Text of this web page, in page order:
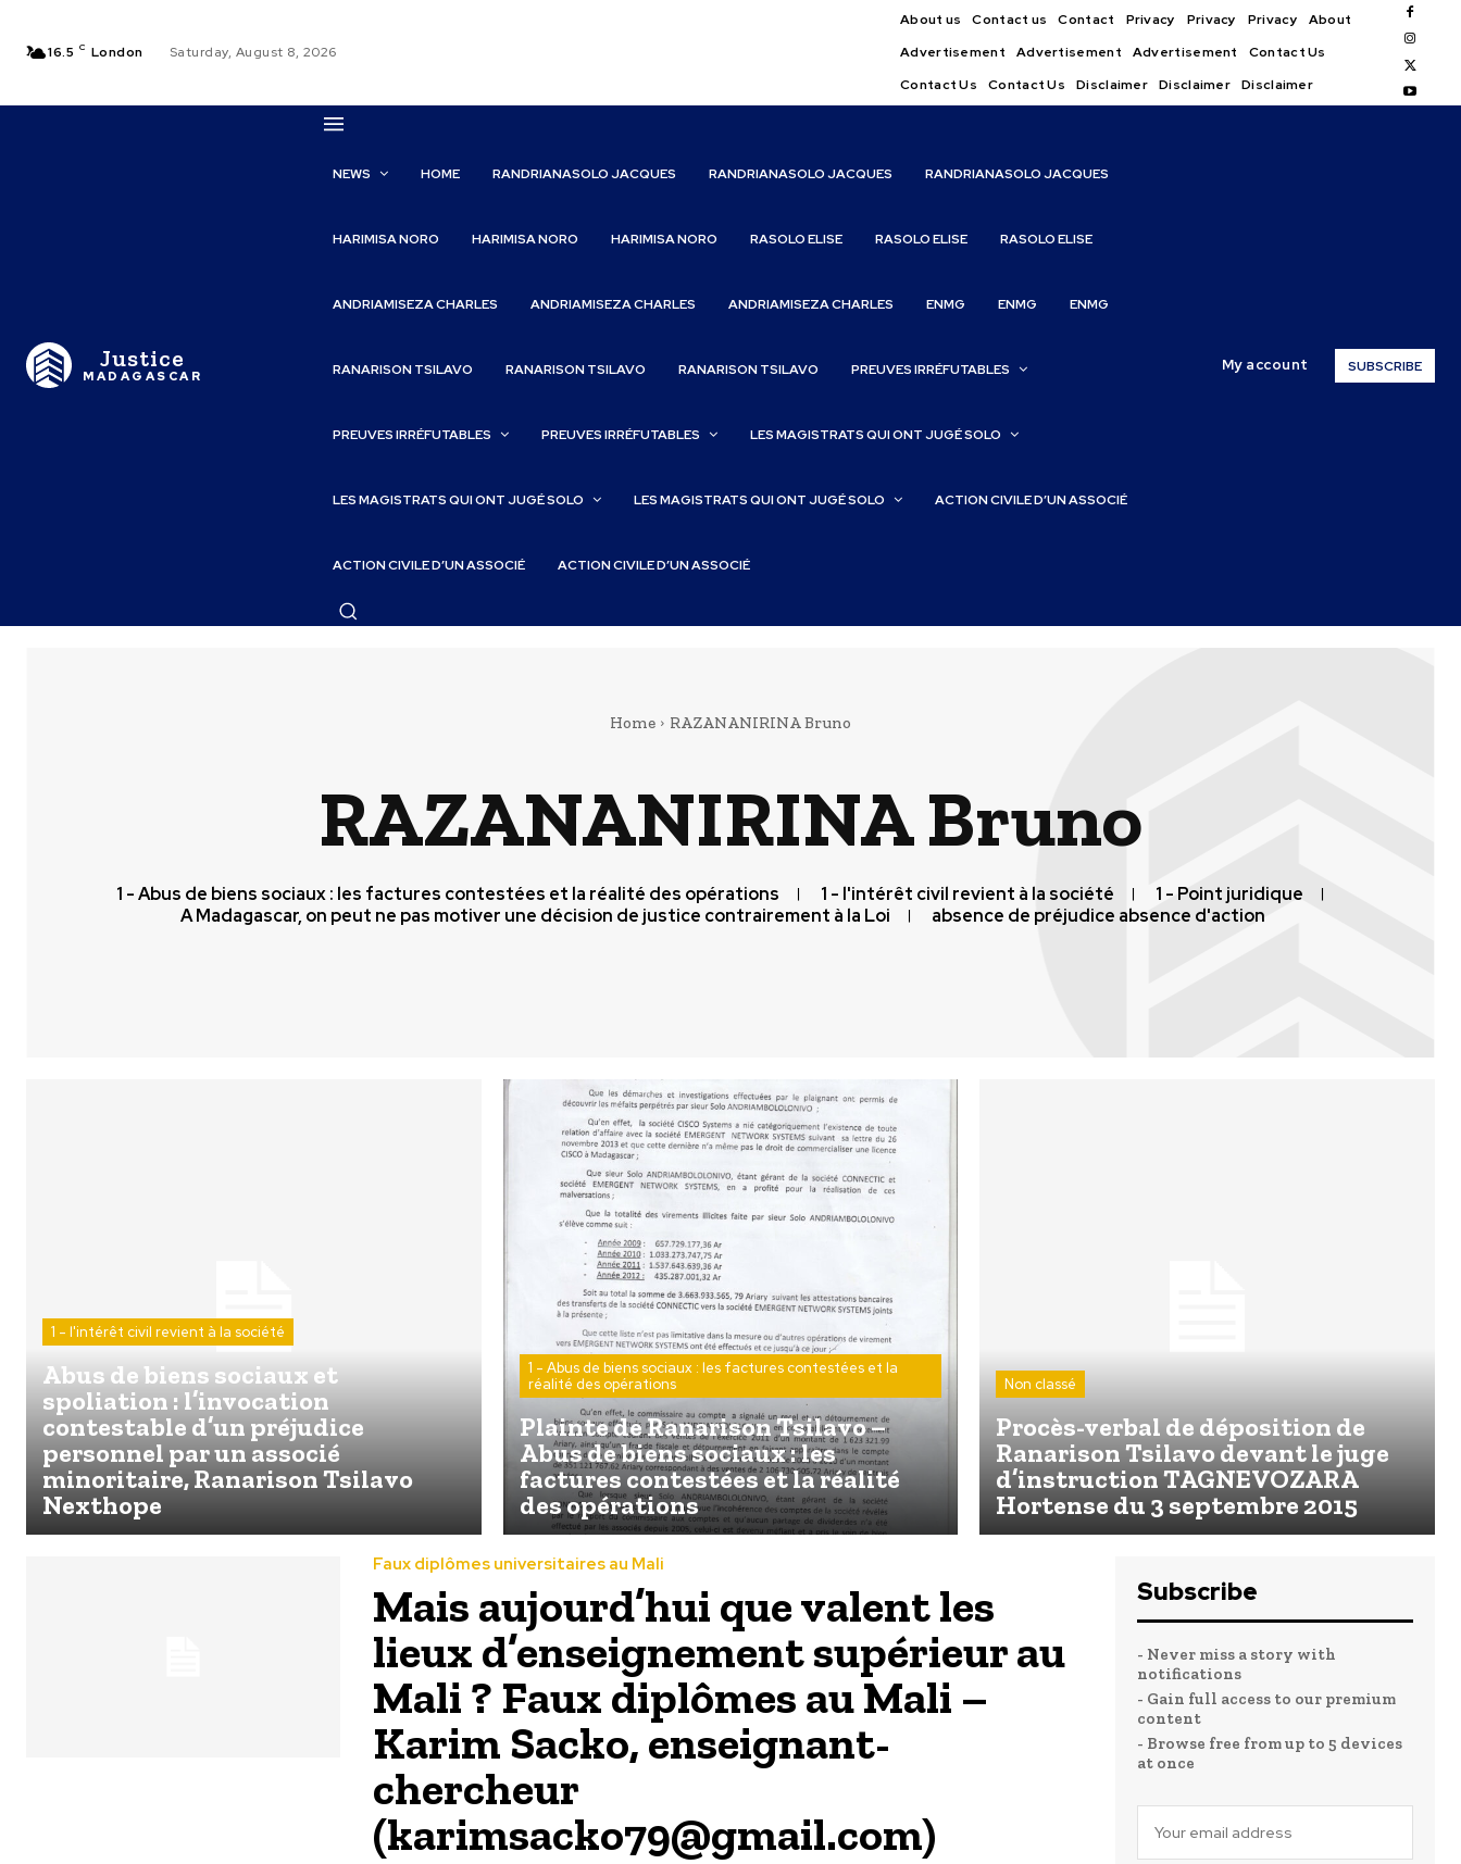
16.5 C London Saturday, August 8, 2026
About us Contact us Contact Privacy Privacy Privacy
About
Advertisement
Advertisement Advertisement
Contact Us
Contact Us
Contact Us Disclaimer Disclaimer Disclaimer
Justice
MADAGASCAR
NEWS HOME RANDRIANASOLO JACQUES RANDRIANASOLO JACQUES RANDRIANASOLO JACQUES
HARIMISA NORO HARIMISA NORO HARIMISA NORO RASOLO ELISE RASOLO ELISE RASOLO ELISE
ANDRIAMISEZA CHARLES ANDRIAMISEZA CHARLES ANDRIAMISEZA CHARLES ENMG ENMG ENMG
RANARISON TSILAVO RANARISON TSILAVO RANARISON TSILAVO PREUVES IRRÉFUTABLES
PREUVES IRRÉFUTABLES PREUVES IRRÉFUTABLES LES MAGISTRATS QUI ONT JUGÉ SOLO
LES MAGISTRATS QUI ONT JUGÉ SOLO LES MAGISTRATS QUI ONT JUGÉ SOLO ACTION CIVILE D’UN ASSOCIÉ
ACTION CIVILE D’UN ASSOCIÉ ACTION CIVILE D’UN ASSOCIÉ
My account SUBSCRIBE
Home RAZANANIRINA Bruno
RAZANANIRINA Bruno
1 - Abus de biens sociaux : les factures contestées et la réalité des opérations 1 - l'intérêt civil revient à la société
1 - Point juridique
A Madagascar, on peut ne pas motiver une décision de justice contrairement à la Loi
absence de préjudice absence d'action
1 - l'intérêt civil revient à la société
Abus de biens sociaux et
spoliation : l’invocation
contestable d’un préjudice
personnel par un associé
minoritaire, Ranarison Tsilavo
Nexthope
1 - Abus de biens sociaux : les factures contestées et la
réalité des opérations
Plainte de Ranarison Tsilavo –
Abus de biens sociaux : les
factures contestées et la réalité
des opérations
Non classé
Procès-verbal de déposition de
Ranarison Tsilavo devant le juge
d’instruction TAGNEVOZARA
Hortense du 3 septembre 2015
Faux diplômes universitaires au Mali
Mais aujourd’hui que valent les
lieux d’enseignement supérieur au
Mali ? Faux diplômes au Mali –
Karim Sacko, enseignant-
chercheur
(karimsacko79@gmail.com)
Subscribe
- Never miss a story with
notifications
- Gain full access to our premium
content
- Browse free from up to 5 devices
at once